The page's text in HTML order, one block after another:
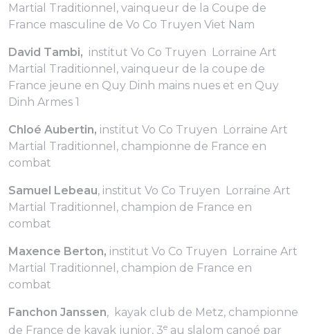
Martial Traditionnel, vainqueur de la Coupe de
France masculine de Vo Co Truyen Viet Nam
David Tambi, institut Vo Co Truyen Lorraine Art
Martial Traditionnel, vainqueur de la coupe de
France jeune en Quy Dinh mains nues et en Quy
Dinh Armes 1
Chloé Aubertin, institut Vo Co Truyen Lorraine Art
Martial Traditionnel, championne de France en
combat
Samuel Lebeau, institut Vo Co Truyen Lorraine Art
Martial Traditionnel, champion de France en
combat
Maxence Berton, institut Vo Co Truyen Lorraine Art
Martial Traditionnel, champion de France en
combat
Fanchon Janssen, kayak club de Metz, championne
de France de kayak junior, 3e au slalom canoé par